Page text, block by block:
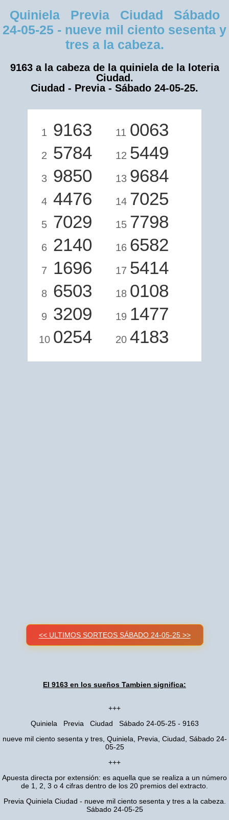
Quiniela Previa Ciudad Sábado
24-05-25 - nueve mil ciento sesenta y
tres a la cabeza.
9163 a la cabeza de la quiniela de la loteria
Ciudad.
Ciudad - Previa - Sábado 24-05-25.
1 9163
2 5784
3 9850
4 4476
5 7029
6 2140
7 1696
8 6503
9 3209
10 0254
11 0063
12 5449
13 9684
14 7025
15 7798
16 6582
17 5414
18 0108
19 1477
20 4183
<< ULTIMOS SORTEOS SÁBADO 24-05-25 >>
El 9163 en los sueños Tambien significa:
+++
Quiniela Previa Ciudad Sábado 24-05-25 - 9163
nueve mil ciento sesenta y tres, Quiniela, Previa, Ciudad, Sábado 24-
05-25
+++
Apuesta directa por extensión: es aquella que se realiza a un número
de 1, 2, 3 o 4 cifras dentro de los 20 premios del extracto.
Previa Quiniela Ciudad - nueve mil ciento sesenta y tres a la cabeza.
Sábado 24-05-25